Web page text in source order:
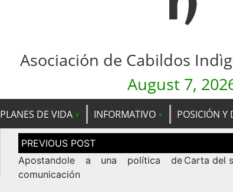
Asociación de Cabildos
August 7,
PLANES DE VIDA INFORMATIVO POSICIÓN Y
Navegación
de
entradas
Apostandole a una política de
comunicación
Carta del